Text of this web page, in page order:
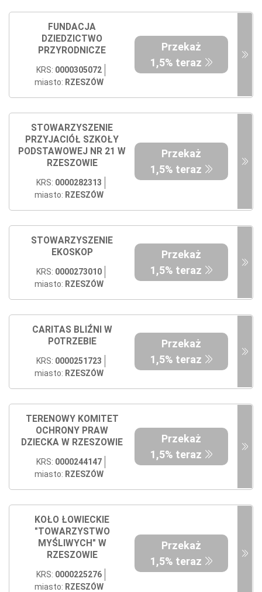
FUNDACJA
DZIEDZICTWO
PRZYRODNICZE
KRS: 0000305072
miasto: RZESZÓW
Przekaż
1,5% teraz
STOWARZYSZENIE
PRZYJACIÓŁ SZKOŁY
PODSTAWOWEJ NR 21 W
RZESZOWIE
KRS: 0000282313
miasto: RZESZÓW
Przekaż
1,5% teraz
STOWARZYSZENIE
EKOSKOP
KRS: 0000273010
miasto: RZESZÓW
Przekaż
1,5% teraz
CARITAS BLIŹNI W
POTRZEBIE
KRS: 0000251723
miasto: RZESZÓW
Przekaż
1,5% teraz
TERENOWY KOMITET
OCHRONY PRAW
DZIECKA W RZESZOWIE
KRS: 0000244147
miasto: RZESZÓW
Przekaż
1,5% teraz
KOŁO ŁOWIECKIE
"TOWARZYSTWO
MYŚLIWYCH" W
RZESZOWIE
KRS: 0000225276
miasto: RZESZÓW
Przekaż
1,5% teraz